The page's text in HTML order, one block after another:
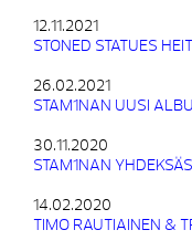
12.11.2021
STONED STATUES
26.02.2021
STAM1NAN UUSI
30.11.2020
STAM1NAN
14.02.2020
TIMO RAUTIAINEN &